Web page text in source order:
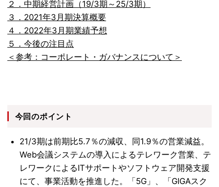
２．中期経営計画（19/3期～25/3期）
３．2021年3月期決算概要
４．2022年3月期業績予想
５．今後の注目点
＜参考：コーポレート・ガバナンスについて＞
今回のポイント
21/3期は前期比5.7％の減収、同1.9％の営業減益。
Web会議システムの導入によるテレワーク営業、テ
レワークによるITサポートやソフトウェア開発支援
にて、事業活動を推進した。「5G」、「GIGAスク